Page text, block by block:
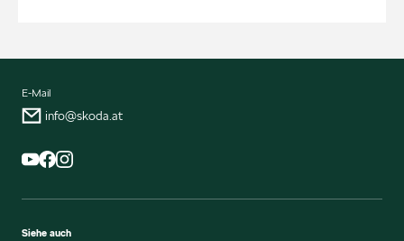
E-Mail
info@skoda.at
Siehe auch